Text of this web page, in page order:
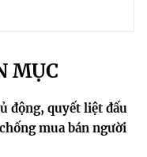
MỤC
động, quyết liệt đấu
mua bán người